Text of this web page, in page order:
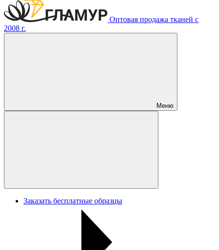
Оптовая продажа тканей с
2008 г.
Меню
Заказать бесплатные образцы